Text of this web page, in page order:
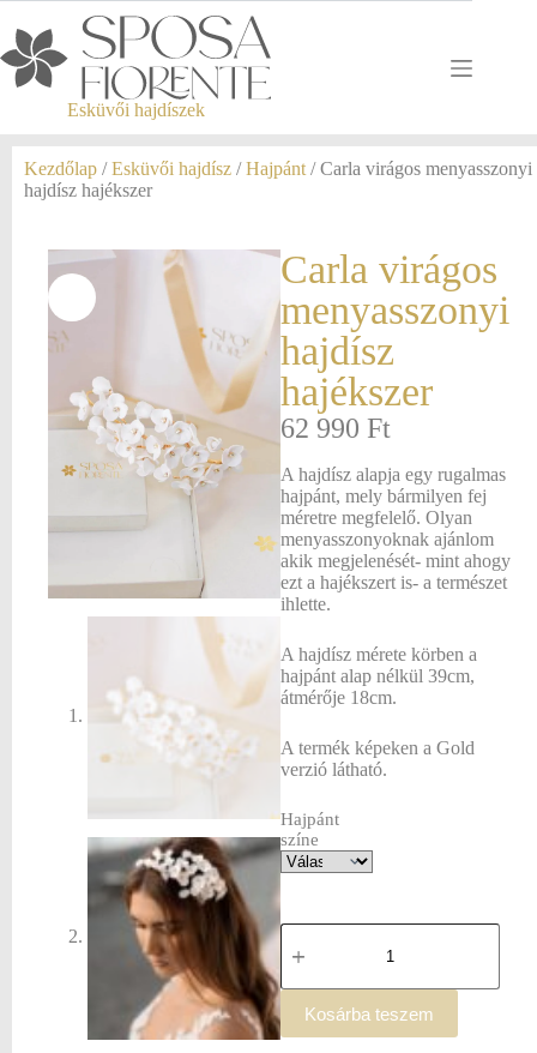
Esküvői hajdíszek
Kezdőlap /Esküvői hajdísz /Hajpánt / Carla virágos menyasszonyi
hajdísz hajékszer
Carla virágos
menyasszonyi
hajdísz
hajékszer
62 990 Ft
A hajdísz alapja egy rugalmas
hajpánt, mely bármilyen fej
méretre megfelelő. Olyan
menyasszonyoknak ajánlom
akik megjelenését- mint ahogy
ezt a hajékszert is- a természet
ihlette.
A hajdísz mérete körben a
hajpánt alap nélkül 39cm,
átmérője 18cm.
A termék képeken a Gold
verzió látható.
Hajpánt
színe
Kosárba teszem